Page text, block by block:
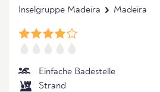
Inselgruppe Madeira Madeira
Einfache Badestelle
Strand